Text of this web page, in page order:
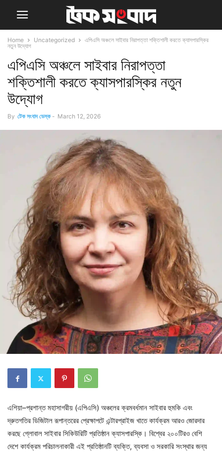
Home Uncategorized
এপিএসি অঞ্চলে সাইবার নিরাপত্তা শক্তিশালী করতে ক্যাসপারস্কির
নতুন উদ্যোগ
এপিএসি অঞ্চলে সাইবার নিরাপত্তা
শক্তিশালী করতে ক্যাসপারস্কির নতুন
উদ্যোগ
By টেক সংবাদ ডেস্ক - March 12, 2026
এশিয়া–প্রশান্ত মহাসাগরীয় (এপিএসি) অঞ্চলের ক্রমবর্ধমান সাইবার হুমকি এবং
দ্রুতগতির ডিজিটাল রূপান্তরের প্রেক্ষাপটে এন্টারপ্রাইজ খাতে কার্যক্রম আরও জোরদার
করছে গ্লোবাল সাইবার সিকিউরিটি প্রতিষ্ঠান ক্যাসপারস্কি। বিশ্বের ২০০টিরও বেশি
দেশে কার্যক্রম পরিচালনাকারী এই প্রতিষ্ঠানটি ব্যক্তি, ব্যবসা ও সরকারি সংস্থার জন্য